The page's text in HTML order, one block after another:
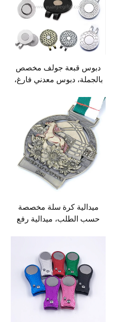
دبوس قبعة جولف مخصص
بالجملة، دبوس معدني فارغ،
للكرة بكميات كبيرة
ميدالية كرة سلة مخصصة
حسب الطلب، ميدالية رفع
ثلاثية الأبعاد على شكل حصان
لسباق الماراثون